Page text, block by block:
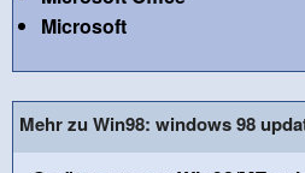
Microsoft
Mehr zu Win98: windows 98